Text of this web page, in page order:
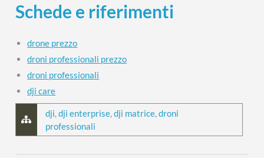
Schede e riferimenti
drone prezzo
droni professionali prezzo
droni professionali
dji care
dji,dji enterprise,dji matrice,droni
professionali